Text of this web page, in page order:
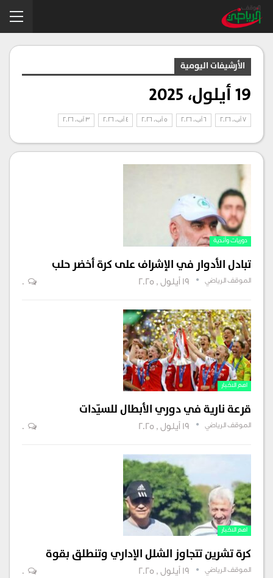
الأرشيفات اليومية
19 أيلول، 2025
دوريات وأندية
تبادل الأدوار في الإشراف على كرة أخضر حلب
الموقف الرياضي 19 أيلول , 2025 0
اهم الاخبار
قرعة نارية في دوري الأبطال للسيّدات
الموقف الرياضي 19 أيلول , 2025 0
اهم الاخبار
كرة تشرين تتجاوز الشلل الإداري وتنطلق بقوة
الموقف الرياضي 19 أيلول , 2025 0